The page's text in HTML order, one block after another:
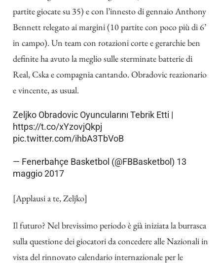
partite giocate su 35) e con l’innesto di gennaio Anthony
Bennett relegato ai margini (10 partite con poco più di 6’
in campo). Un team con rotazioni corte e gerarchie ben
definite ha avuto la meglio sulle sterminate batterie di
Real, Cska e compagnia cantando. Obradovic reazionario
e vincente, as usual.
Zeljko Obradovic Oyuncularını Tebrik Etti |
https://t.co/xYzovjQkpj
pic.twitter.com/ihbA3TbVoB
— Fenerbahçe Basketbol (@FBBasketbol) 13
maggio 2017
[Applausi a te, Zeljko]
Il futuro? Nel brevissimo periodo è già iniziata la burrasca
sulla questione dei giocatori da concedere alle Nazionali in
vista del rinnovato calendario internazionale per le